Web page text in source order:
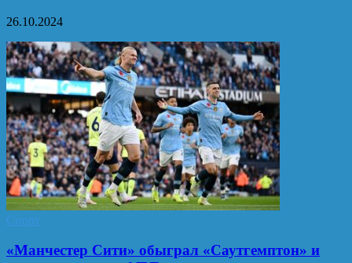
26.10.2024
Спорт
«Манчестер Сити» обыграл «Саутгемптон» и